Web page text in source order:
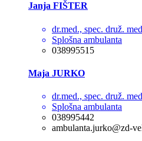
Janja FIŠTER
dr.med., spec. druž.
Splošna ambulanta
038995515
Maja JURKO
dr.med., spec. druž.
Splošna ambulanta
038995442
ambulanta.jurko@zd-